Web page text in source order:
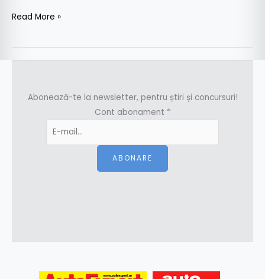
Read More »
Abonează-te la newsletter, pentru știri și concursuri!
Cont abonament *
ABONARE